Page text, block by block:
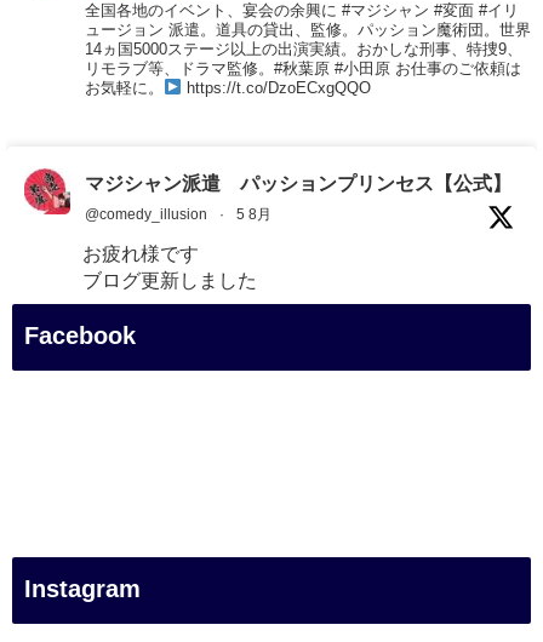
全国各地のイベント、宴会の余興に #マジシャン #変面 #イリ
ュージョン 派遣。道具の貸出、監修。パッション魔術団。世界
14ヵ国5000ステージ以上の出演実績。おかしな刑事、特捜9、
リモラブ等、ドラマ監修。#秋葉原 #小田原 お仕事のご依頼は
お気軽に。
https://t.co/DzoECxgQQO
マジシャン派遣 パッションプリンセス【公式】
@comedy_illusion · 5 8月
お疲れ様です
ブログ更新しました
「マジシャン和歌山旅 白浜町・三段壁展望台」
#白浜町
#変面ショー
Facebook
Instagram